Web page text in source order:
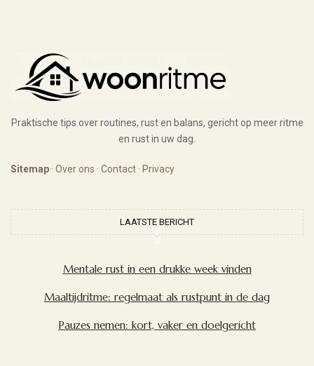
Praktische tips over routines, rust en balans, gericht op meer ritme
en rust in uw dag.
Sitemap · Over ons · Contact · Privacy
LAATSTE BERICHT
Mentale rust in een drukke week vinden
Maaltijdritme: regelmaat als rustpunt in de dag
Pauzes nemen: kort, vaker en doelgericht